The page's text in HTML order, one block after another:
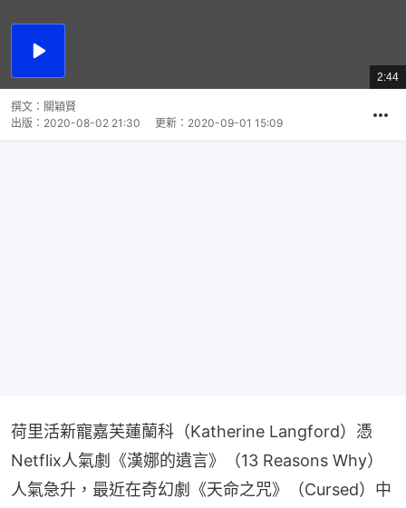
播
總
共
2:44
撰文： 關穎賢
出版： 2020-08-02 21:30 更新： 2020-09-01 15:09
荷里活新寵嘉芙蓮蘭科（Katherine Langford）憑
Netflix人氣劇《漢娜的遺言》（13 Reasons Why）
人氣急升，最近在奇幻劇《天命之咒》（Cursed）中